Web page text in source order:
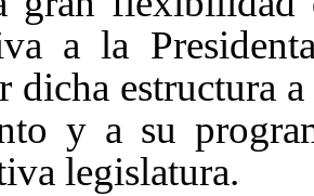
a la
dicha estructura
y a su
legislatura.